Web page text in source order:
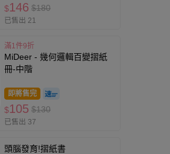
$146 $180
已售出 21
滿1件9折
MiDeer - 幾何邏輯百變摺紙
冊-中階
即將售完
$105 $130
已售出 37
頭腦發育!摺紙書